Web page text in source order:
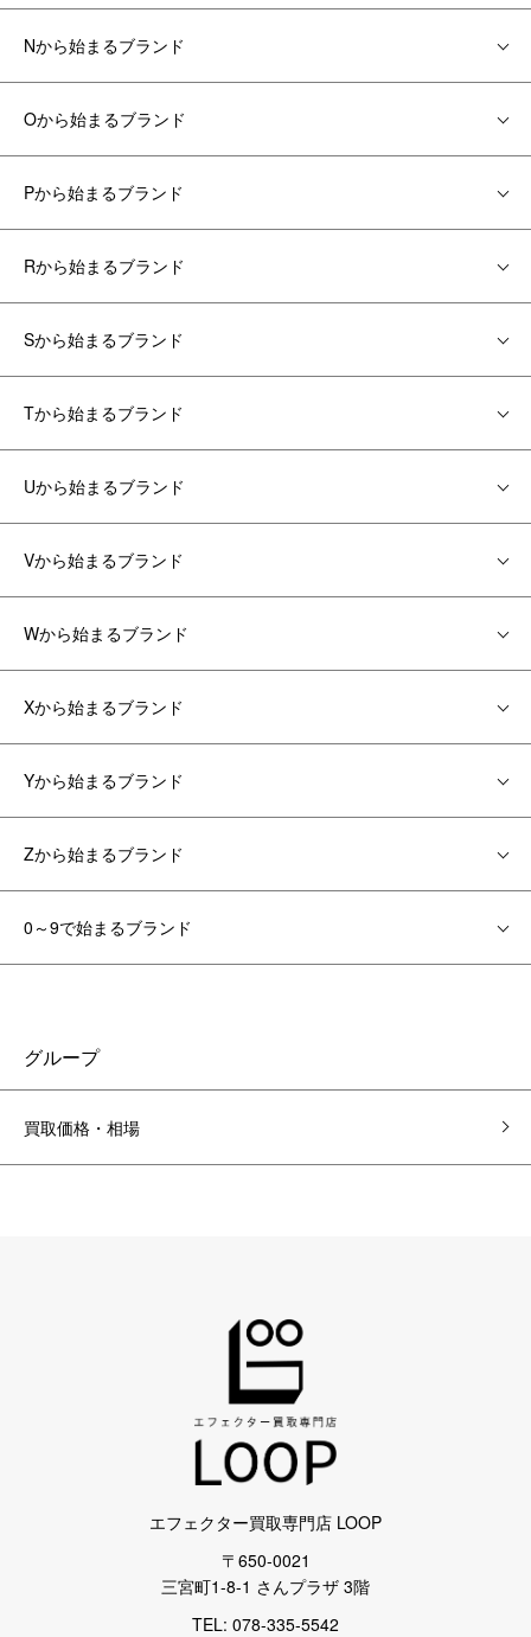
Nから始まるブランド
Oから始まるブランド
Pから始まるブランド
Rから始まるブランド
Sから始まるブランド
Tから始まるブランド
Uから始まるブランド
Vから始まるブランド
Wから始まるブランド
Xから始まるブランド
Yから始まるブランド
Zから始まるブランド
0～9で始まるブランド
グループ
買取価格・相場
エフェクター買取専門店 LOOP
〒650-0021
三宮町1-8-1 さんプラザ 3階
TEL: 078-335-5542